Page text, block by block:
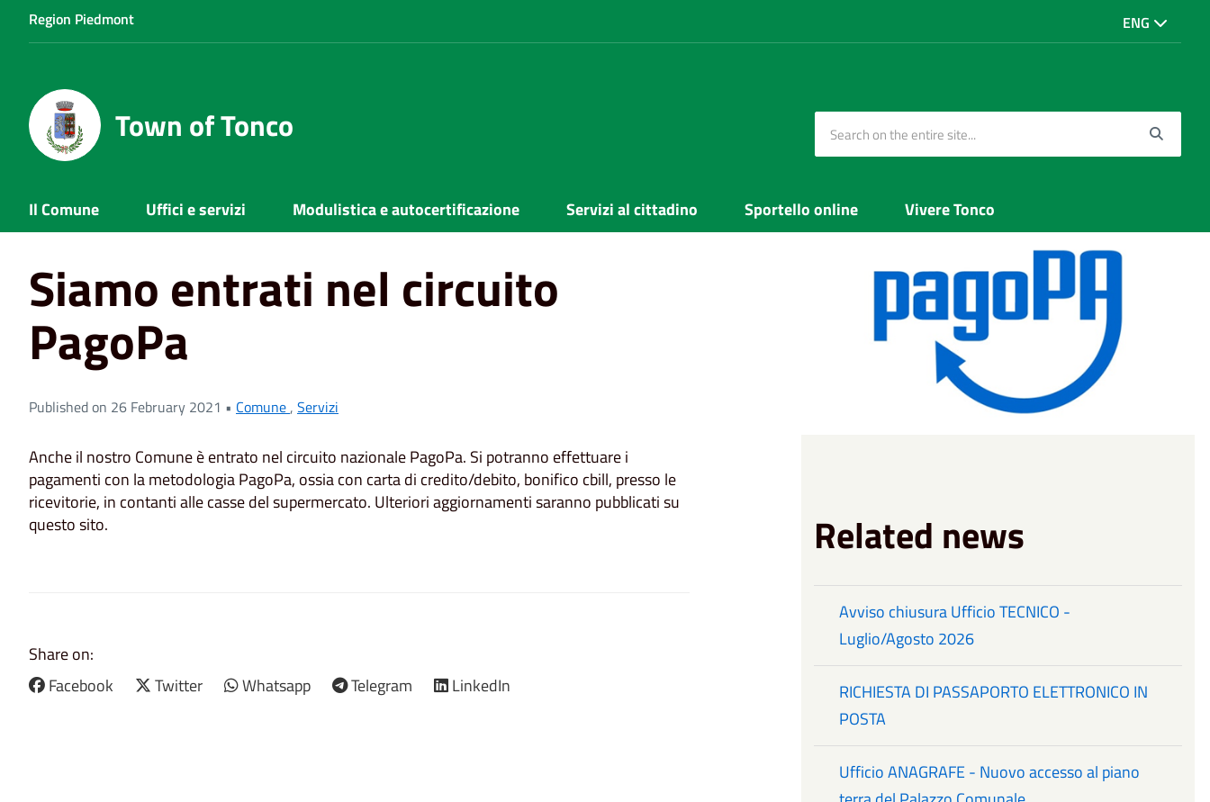
Region Piedmont ENG
Town of Tonco
Il Comune Uffici e servizi Modulistica e autocertificazione Servizi al cittadino Sportello online Vivere Tonco
Home News Siamo entrati nel circuito PagoPa
Siamo entrati nel circuito
PagoPa
Published on 26 February 2021 • Comune, Servizi
Anche il nostro Comune è entrato nel circuito nazionale PagoPa. Si potranno effettuare i
pagamenti con la metodologia PagoPa, ossia con carta di credito/debito, bonifico cbill, presso le
ricevitorie, in contanti alle casse del supermercato. Ulteriori aggiornamenti saranno pubblicati su
questo sito.
Share on:
Facebook
Twitter Whatsapp Telegram LinkedIn
Related news
Avviso chiusura Ufficio TECNICO -
Luglio/Agosto 2026
RICHIESTA DI PASSAPORTO ELETTRONICO IN
POSTA
Ufficio ANAGRAFE - Nuovo accesso al piano